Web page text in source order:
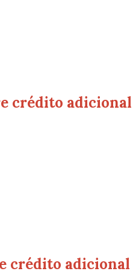
crédito adicional
crédito adicional